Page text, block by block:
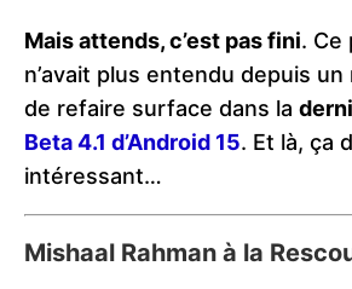
Mais attends, c’est pas fini. Ce
n’avait plus entendu depuis
de refaire surface dans la
Beta 4.1 d’Android 15. Et là, ça
intéressant…
Mishaal Rahman à la